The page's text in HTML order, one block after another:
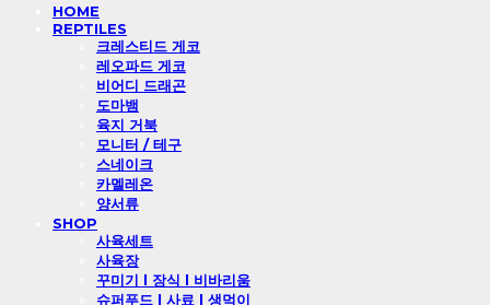
HOME
REPTILES
크레스티드 게코
레오파드 게코
비어디 드래곤
도마뱀
육지 거북
모니터 / 테구
스네이크
카멜레온
양서류
SHOP
사육세트
사육장
꾸미기 l 장식 l 비바리움
슈퍼푸드 l 사료 l 생먹이